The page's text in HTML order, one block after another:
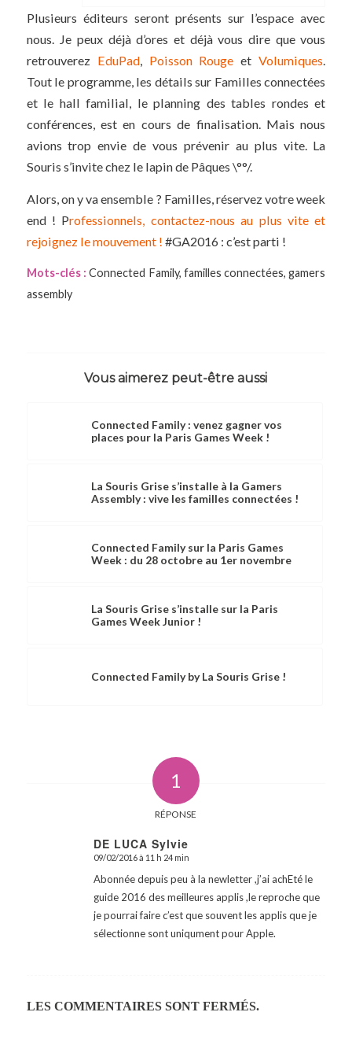
Plusieurs éditeurs seront présents sur l’espace avec
nous. Je peux déjà d’ores et déjà vous dire que vous
retrouverez EduPad, Poisson Rouge etVolumiques.
Tout le programme, les détails sur Familles connectées
et le hall familial, le planning des tables rondes et
conférences, est en cours de finalisation. Mais nous
avions trop envie de vous prévenir au plus vite. La
Souris s’invite chez le lapin de Pâques \°°/.
Alors, on y va ensemble ? Familles, réservez votre week
end ! Professionnels, contactez-nous au plus vite et
rejoignez le mouvement ! #GA2016 : c’est parti !
Mots-clés : Connected Family, familles connectées,gamers
assembly
Vous aimerez peut-être aussi
Connected Family : venez gagner vos
places pour la Paris Games Week !
La Souris Grise s’installe à la Gamers
Assembly : vive les familles connectées !
Connected Family sur la Paris Games
Week : du 28 octobre au 1er novembre
La Souris Grise s’installe sur la Paris
Games Week Junior !
Connected Family by La Souris Grise !
1
RÉPONSE
DE LUCA Sylvie
dit
09/02/2016 à 11 h 24 min
Abonnée depuis peu à la newletter ,j’ai achEté le
guide 2016 des meilleures applis ,le reproche que
je pourrai faire c’est que souvent les applis que je
sélectionne sont uniqument pour Apple.
LES COMMENTAIRES SONT FERMÉS.